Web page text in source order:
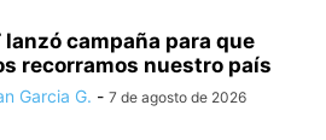
lanzó campaña para que
recorramos nuestro país
Garcia G. - 7 de agosto de 2026